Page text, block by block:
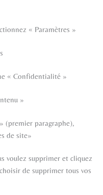
« Paramètres »
« Confidentialité »
»
(premier paragraphe),
de site»
voulez supprimer et cliquez
de supprimer tous vos